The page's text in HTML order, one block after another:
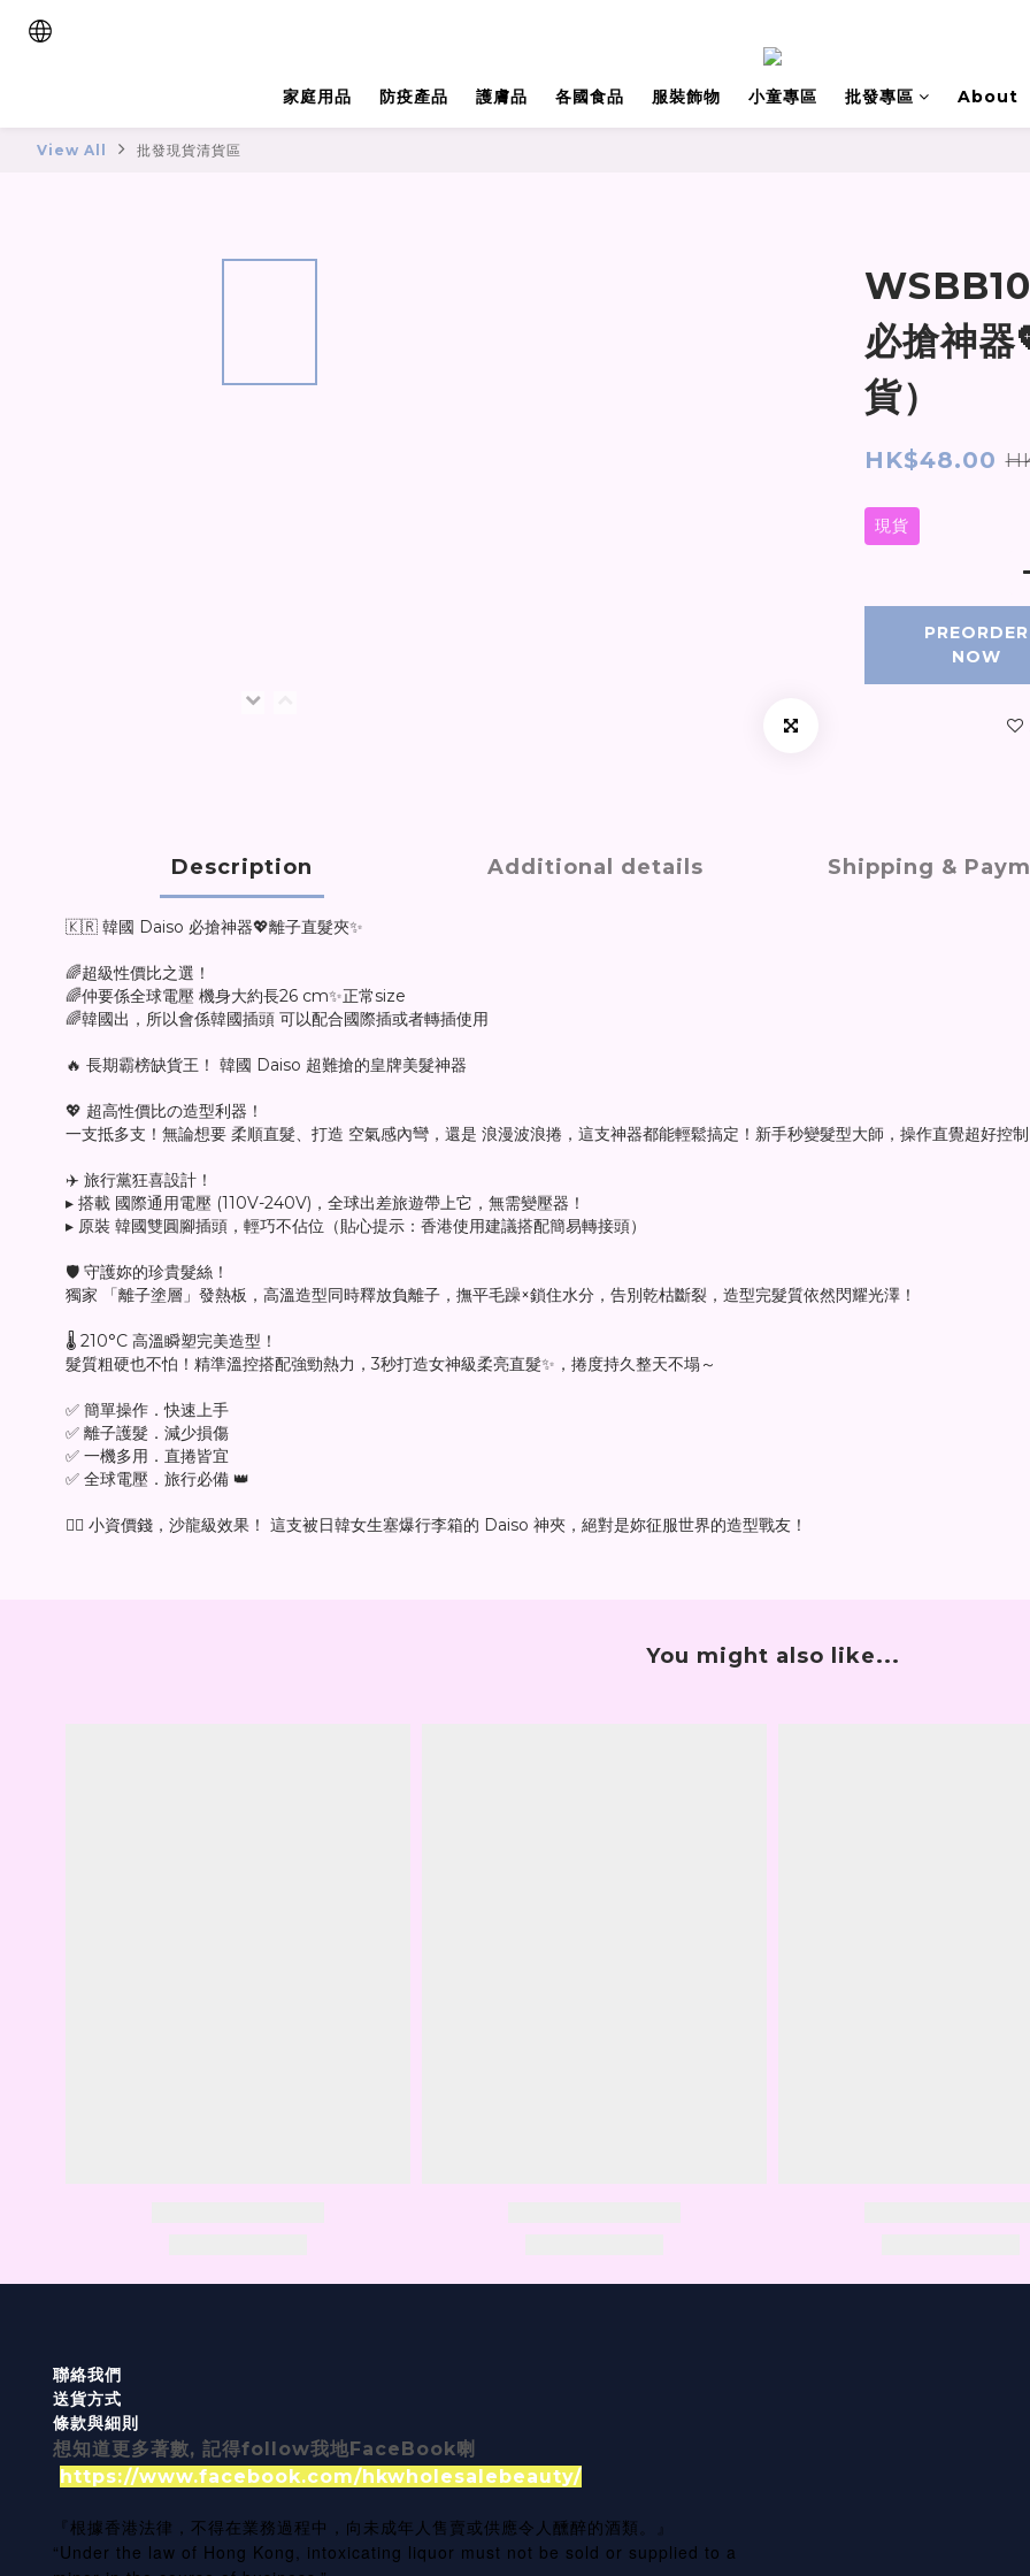
家庭用品 防疫產品 護膚品 各國食品 服裝飾物 小童專區 批發專區 About
View All 批發現貨清貨區
必搶神器
貨）
HK$48.00
現貨
PREORDER
NOW
Description Additional details Shipping &
🇰🇷 韓國 Daiso 必搶神器💖離子直髮夾✨
🌈超級性價比之選！
🌈仲要係全球電壓 機身大約長26 cm✨正常size
🌈韓國出，所以會係韓國插頭 可以配合國際插或者轉插使用
🔥 長期霸榜缺貨王！ 韓國 Daiso 超難搶的皇牌美髮神器
💖 超高性價比の造型利器！
一支抵多支！無論想要 柔順直髮、打造 空氣感內彎，還是 浪漫波浪捲，這支神器都能輕鬆搞定！新手秒變髮型大師，操作直覺超好控
✈️ 旅行黨狂喜設計！
▸ 搭載 國際通用電壓 (110V-240V)，全球出差旅遊帶上它，無需變壓器！
▸ 原裝 韓國雙圓腳插頭，輕巧不佔位（貼心提示：香港使用建議搭配簡易轉接頭）
🛡️ 守護妳的珍貴髮絲！
獨家 「離子塗層」發熱板，高溫造型同時釋放負離子，撫平毛躁×鎖住水分，告別乾枯斷裂，造型完髮質依然閃耀光澤！
🌡️ 210°C 高溫瞬塑完美造型！
髮質粗硬也不怕！精準溫控搭配強勁熱力，3秒打造女神級柔亮直髮✨，捲度持久整天不塌～
✅ 簡單操作．快速上手
✅ 離子護髮．減少損傷
✅ 一機多用．直捲皆宜
✅ 全球電壓．旅行必備 👑
👉🏻 小資價錢，沙龍級效果！ 這支被日韓女生塞爆行李箱的 Daiso 神夾，絕對是妳征服世界的造型戰友！
You might also like...
聯絡我們
送貨方式
條款與細則
想知道更多著數, 記得follow我地FaceBook喇
https://www.facebook.com/hkwholesalebeauty/
『根據香港法律，不得在業務過程中，向未成年人售賣或供應令人醺醉的酒類。』
“Under the law of Hong Kong, intoxicating liquor must not be sold or supplied to a